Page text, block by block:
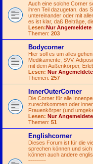
Auch eine solche Corner
ihren Teil dazugetan, das
untereinander oder mit
es ist klar, daß Beiträge,
Lesen:Nur Angemeldete
Themen: 203
Bodycorner
Hier soll es um alles
Medikamente, SVV,
mit dem Außenkörper,
Lesen: Nur Angemeldete
Themen: 257
InnerOuterCorner
Die Corner für alle
zurechtkommen oder
Frauenkörper (und
Lesen: Nur Angemeldete
Themen: 51
Englishcorner
Dieses Forum ist für die
sprechen können und
können auch andere
---------